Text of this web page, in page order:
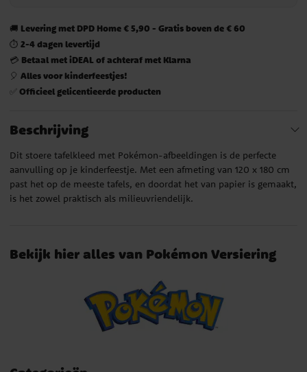
🚚 Levering met DPD Home € 5,90 - Gratis boven de € 60
⏱️ 2-4 dagen levertijd
💳 Betaal met iDEAL of achteraf met Klarna
🎈 Alles voor kinderfeestjes!
✅ Officieel gelicentieerde producten
Beschrijving
Dit stoere tafelkleed met Pokémon-afbeeldingen is de perfecte
aanvulling op je kinderfeestje. Met een afmeting van 120 x 180 cm
past het op de meeste tafels, en doordat het van papier is gemaakt,
is het zowel praktisch als milieuvriendelijk.
Bekijk hier alles van Pokémon Versiering